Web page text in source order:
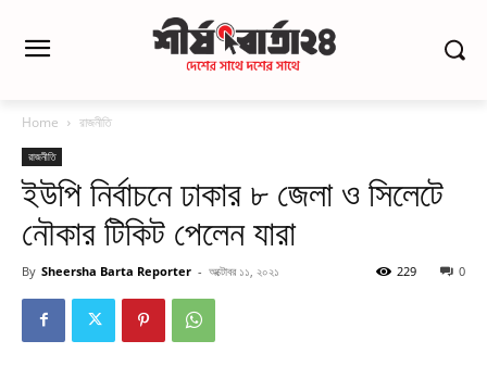
Home রাজনীতি
রাজনীতি
ইউপি নির্বাচনে ঢাকার ৮ জেলা ও সিলেটে
নৌকার টিকিট পেলেন যারা
By Sheersha Barta Reporter - অক্টোবর ১১, ২০২১ 0
229